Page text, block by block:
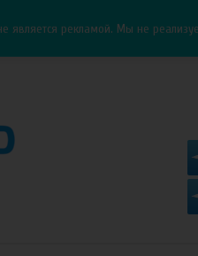
рекламой. Мы не